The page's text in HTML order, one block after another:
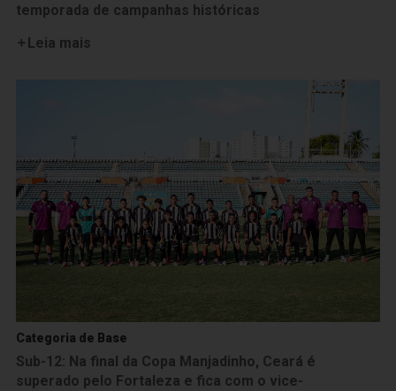
temporada de campanhas históricas
Leia mais
Categoria de Base
Sub-12: Na final da Copa Manjadinho, Ceará é
superado pelo Fortaleza e fica com o vice-